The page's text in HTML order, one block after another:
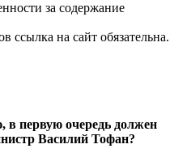
за содержание
ссылка на сайт обязательна.
первую очередь должен
Василий Тофан?